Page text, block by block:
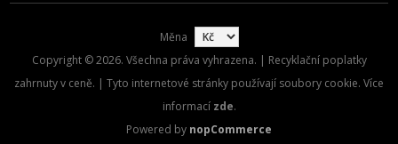
Měna
Copyright © 2026. Všechna práva vyhrazena. | Recyklační poplatky
zahrnuty v ceně. | Tyto internetové stránky používají soubory cookie. Více
informací zde.
Powered by nopCommerce